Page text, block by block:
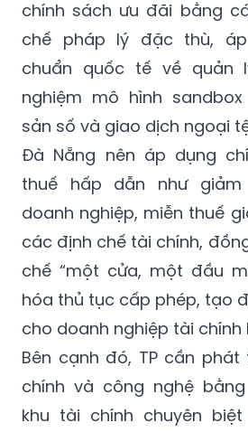
chính sách ưu đãi bằng
chế pháp lý đặc thù,
chuẩn quốc tế về quản
nghiệm mô hình
sản số và giao dịch ngoại
Đà Nẵng nên áp dụng
thuế hấp dẫn như
doanh nghiệp, miễn thuế
các định chế tài chính,
chế “một cửa, một đầu
hóa thủ tục cấp phép, tạo
cho doanh nghiệp tài
Bên cạnh đó, TP cần
chính và công nghệ
khu tài chính chuyên